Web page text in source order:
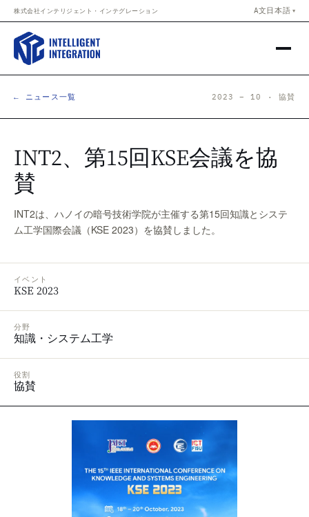
Skip to content
株式会社インテリジェント・インテグレーション A文日本語 ▼
← ニュース一覧 2023 – 10 · 協賛
INT2、第15回KSE会議を協
賛
INT2は、ハノイの暗号技術学院が主催する第15回知識とシステ
ム工学国際会議（KSE 2023）を協賛しました。
イベント
KSE 2023
分野
知識・システム工学
役割
協賛